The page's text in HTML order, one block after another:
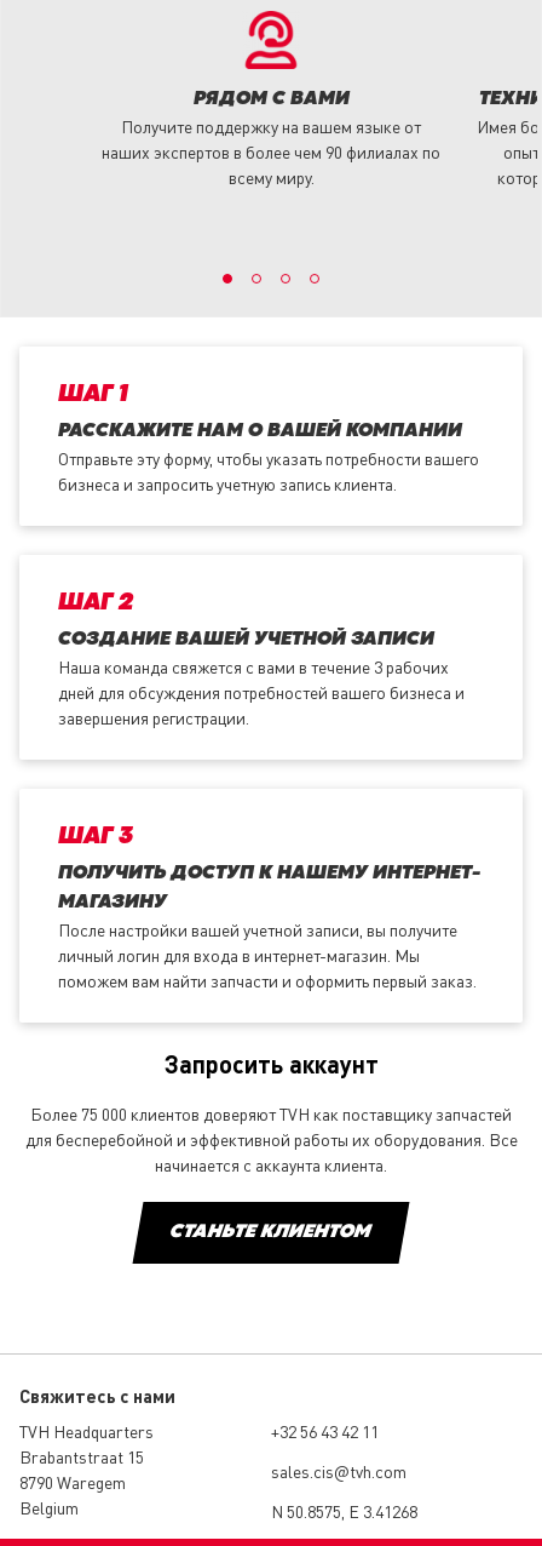
РЯДОМ С ВАМИ
Получите поддержку на вашем языке от
наших экспертов в более чем 90 филиалах по
всему миру.
Имея
ШАГ 1
РАССКАЖИТЕ НАМ О ВАШЕЙ КОМПАНИИ
Отправьте эту форму, чтобы указать потребности вашего
бизнеса и запросить учетную запись клиента.
ШАГ 2
СОЗДАНИЕ ВАШЕЙ УЧЕТНОЙ ЗАПИСИ
Наша команда свяжется с вами в течение 3 рабочих
дней для обсуждения потребностей вашего бизнеса и
завершения регистрации.
ШАГ 3
ПОЛУЧИТЬ ДОСТУП К НАШЕМУ ИНТЕРНЕТ-
МАГАЗИНУ
После настройки вашей учетной записи, вы получите
личный логин для входа в интернет-магазин. Мы
поможем вам найти запчасти и оформить первый заказ.
Запросить аккаунт
Более 75 000 клиентов доверяют TVH как поставщику запчастей
для бесперебойной и эффективной работы их оборудования. Все
начинается с аккаунта клиента.
СТАНЬТЕ КЛИЕНТОМ
Свяжитесь с нами
TVH Headquarters
Brabantstraat 15
8790 Waregem
Belgium
+32 56 43 42 11
sales.cis@tvh.com
N 50.8575, E 3.41268